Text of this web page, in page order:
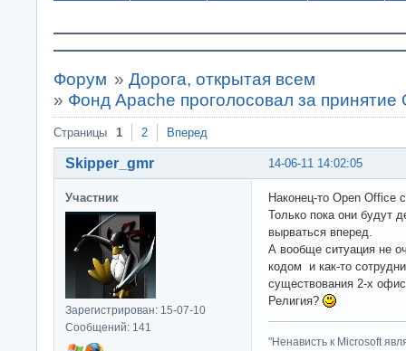
Форум » Дорога, открытая всем
» Фонд Apache проголосовал за принятие
Страницы 1 2 Вперед
14-06-11 14:02:05
Skipper_gmr
Участник
Зарегистрирован: 15-07-10
Сообщений: 141
Наконец-то Open Office
Только пока они будут
вырваться вперед.
А вообще ситуация не
кодом и как-то
существования 2-х
Религия?
"Ненависть к Microsoft